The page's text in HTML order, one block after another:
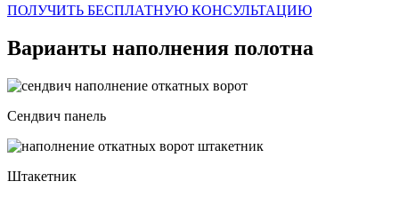
ПОЛУЧИТЬ БЕСПЛАТНУЮ КОНСУЛЬТАЦИЮ
Варианты наполнения полотна
Сендвич панель
Штакетник